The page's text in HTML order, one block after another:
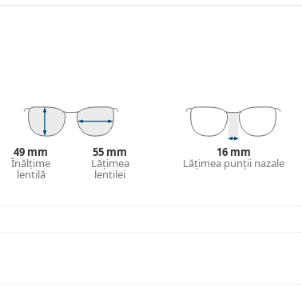
poziției și a potrivirii ochelarilor. Pernițele de
designul acesteia pot varia.
ochelarilor. Este posibil ca unele modele să
de utilizare.
49 mm
Înălțime
lentilă
55 mm
Lățimea
lentilei
16 mm
Lățimea punții nazale